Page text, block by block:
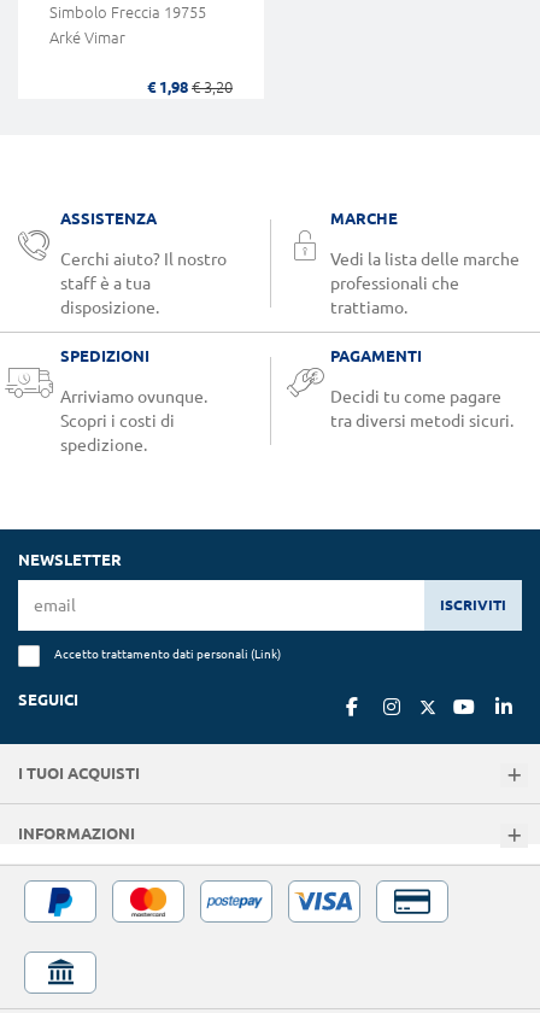
Simbolo Freccia 19755
Arké Vimar
€ 1,98 € 3,20
ASSISTENZA
Cerchi aiuto? Il nostro
staff è a tua
disposizione.
MARCHE
Vedi la lista delle marche
professionali che
trattiamo.
SPEDIZIONI
Arriviamo ovunque.
Scopri i costi di
spedizione.
PAGAMENTI
Decidi tu come pagare
tra diversi metodi sicuri.
NEWSLETTER
ISCRIVITI
Accetto trattamento dati personali (Link)
SEGUICI
I TUOI ACQUISTI
INFORMAZIONI